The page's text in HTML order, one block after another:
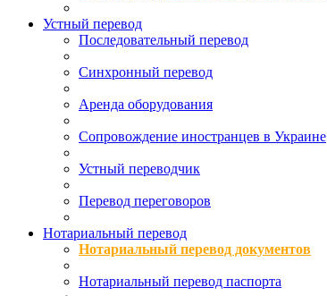
Устный перевод
Последовательный перевод
Синхронный перевод
Аренда оборудования
Сопровождение иностранцев в Украине
Устный переводчик
Перевод переговоров
Нотариальный перевод
Нотариальный перевод документов
Нотариальный перевод паспорта